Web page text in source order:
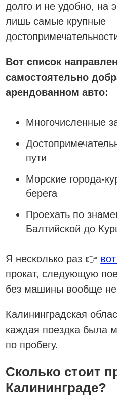
долго и не удобно, на
лишь самые крупные
Вот список
самостоятельно
арендованном авто:
Многочисленные
пути
Морские города-
берега
Проехать по
Балтийской до
Я несколько раз 👉
прокат, следующую
без машины вообще
Калининградская
каждая поездка была
по пробегу.
Сколько стоит
Калининграде?